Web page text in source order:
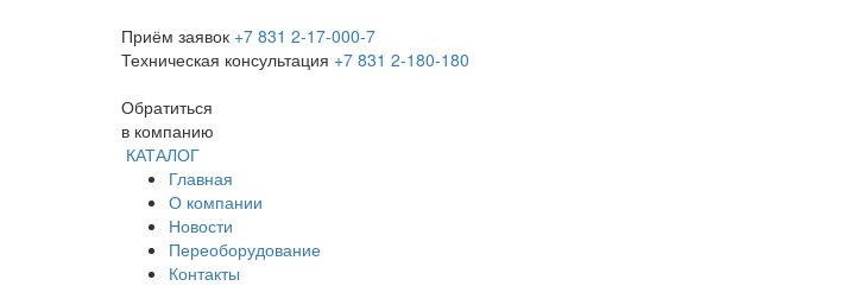
Приём заявок +7 831 2-17-000-7
Техническая консультация +7 831 2-180-180
Обратиться
в компанию
КАТАЛОГ
Главная
О компании
Новости
Переоборудование
Контакты